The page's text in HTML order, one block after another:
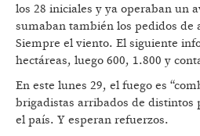
los 28 iniciales y ya operaban un
sumaban también los pedidos de
Siempre el viento. El siguiente
hectáreas, luego 600, 1.800 y
En este lunes 29, el fuego es
brigadistas arribados de distintos
el país. Y esperan refuerzos.